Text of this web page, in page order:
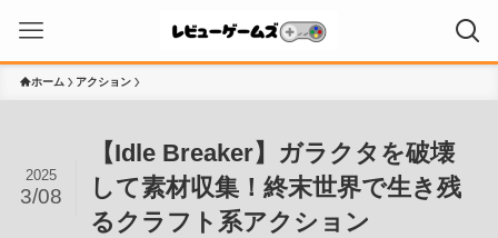
ホーム アクション
【Idle Breaker】ガラクタを破壊
して素材収集！終末世界で生き残
るクラフト系アクション
2025
3/08